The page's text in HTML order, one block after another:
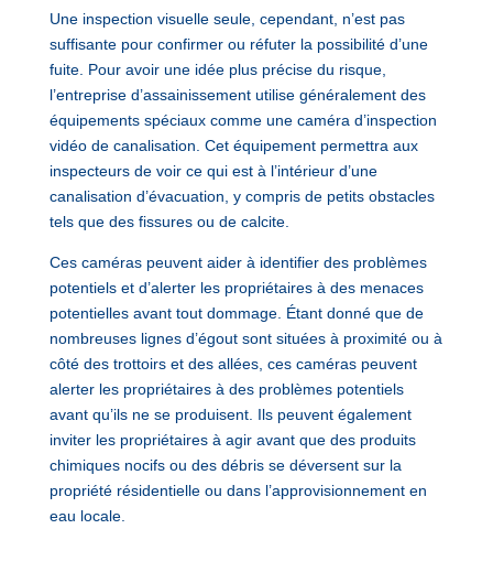
Une inspection visuelle seule, cependant, n’est pas
suffisante pour confirmer ou réfuter la possibilité d’une
fuite. Pour avoir une idée plus précise du risque,
l’entreprise d’assainissement utilise généralement des
équipements spéciaux comme une caméra d’inspection
vidéo de canalisation. Cet équipement permettra aux
inspecteurs de voir ce qui est à l’intérieur d’une
canalisation d’évacuation, y compris de petits obstacles
tels que des fissures ou de calcite.
Ces caméras peuvent aider à identifier des problèmes
potentiels et d’alerter les propriétaires à des menaces
potentielles avant tout dommage. Étant donné que de
nombreuses lignes d’égout sont situées à proximité ou à
côté des trottoirs et des allées, ces caméras peuvent
alerter les propriétaires à des problèmes potentiels
avant qu’ils ne se produisent. Ils peuvent également
inviter les propriétaires à agir avant que des produits
chimiques nocifs ou des débris se déversent sur la
propriété résidentielle ou dans l’approvisionnement en
eau locale.